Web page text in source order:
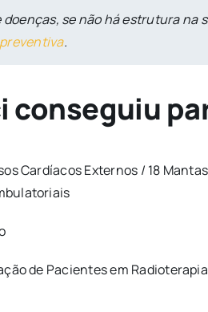
se não há estrutura
.
Cardíacos Externos / 18
de Pacientes em